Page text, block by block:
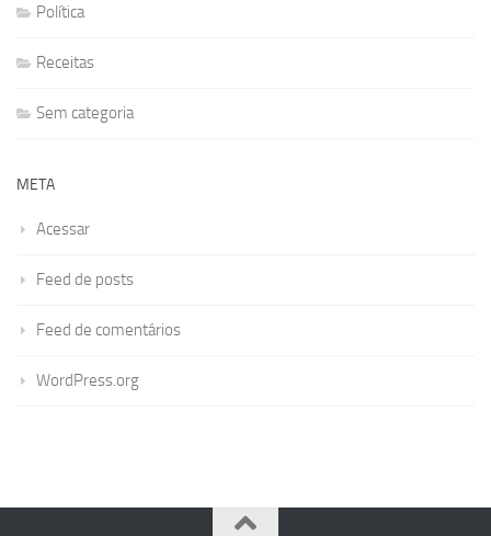
Política
Receitas
Sem categoria
META
Acessar
Feed de posts
Feed de comentários
WordPress.org